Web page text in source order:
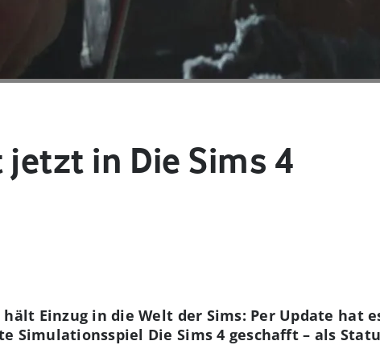
jetzt in Die Sims 4
hält Einzug in die Welt der Sims: Per Update hat
Simulationsspiel Die Sims 4 geschafft – als